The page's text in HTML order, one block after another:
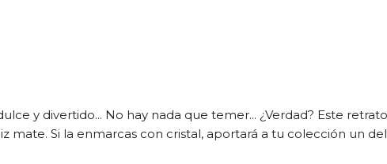
y divertido... No hay nada que temer... ¿Verdad? Este
mate. Si la enmarcas con cristal, aportará a tu colección un